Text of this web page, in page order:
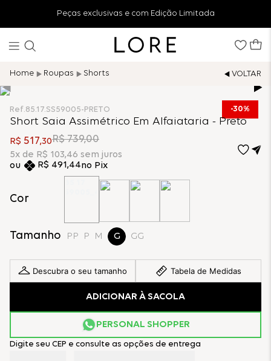
Peças exclusivas e com Edição Limitada
Roupas Shorts
30%
Ref.85.17.SS59005-PRETO
Short Saia Assimétrico Em Alfaiataria - Preto
R$ 517,30R$ 739,00
5x de R$ 103,46 sem juros
R$ 491,44no Pix
Cor
Tamanho PP P M G GG
Descubra o seu tamanho Tabela de Medidas
ADICIONAR À SACOLA
PERSONAL SHOPPER
Digite seu CEP e consulte as opções de entrega